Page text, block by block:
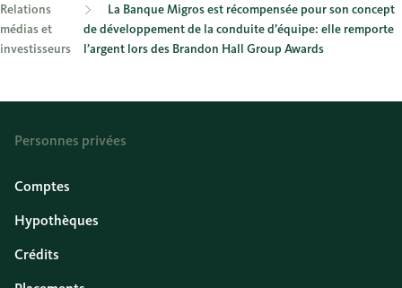
Relations
médias et
investisseurs
La Banque Migros est récompensée pour son concept
de développement de la conduite d’équipe: elle remporte
l’argent lors des Brandon Hall Group Awards
Personnes privées
Comptes
Hypothèques
Crédits